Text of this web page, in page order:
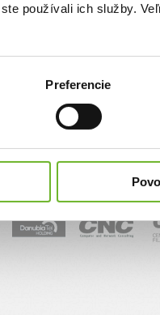
používali ich služby.
Preferencie